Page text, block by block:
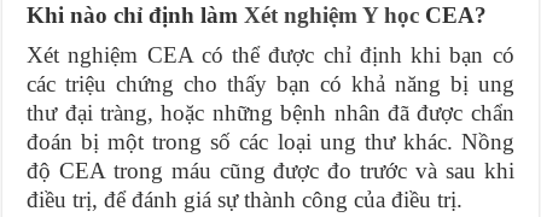
Khi nào chỉ định làmXét nghiệm Y học CEA?
Xét nghiệm CEA có thể được chỉ định khi bạn có
các triệu chứng cho thấy bạn có khả năng bị ung
thư đại tràng, hoặc những bệnh nhân đã được chẩn
đoán bị một trong số các loại ung thư khác. Nồng
độ CEA trong máu cũng được đo trước và sau khi
điều trị, để đánh giá sự thành công của điều trị.